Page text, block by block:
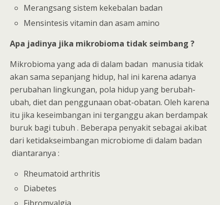
Merangsang sistem kekebalan badan
Mensintesis vitamin dan asam amino
Apa jadinya jika mikrobioma tidak seimbang ?
Mikrobioma yang ada di dalam badan manusia tidak
akan sama sepanjang hidup, hal ini karena adanya
perubahan lingkungan, pola hidup yang berubah-
ubah, diet dan penggunaan obat-obatan. Oleh karena
itu jika keseimbangan ini terganggu akan berdampak
buruk bagi tubuh . Beberapa penyakit sebagai akibat
dari ketidakseimbangan microbiome di dalam badan
diantaranya :
Rheumatoid arthritis
Diabetes